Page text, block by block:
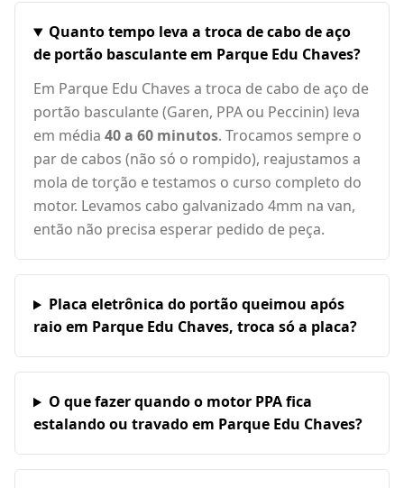
Quanto tempo leva a troca de cabo de aço
de portão basculante em Parque Edu Chaves?
Em Parque Edu Chaves a troca de cabo de aço de
portão basculante (Garen, PPA ou Peccinin) leva
em média 40 a 60 minutos. Trocamos sempre o
par de cabos (não só o rompido), reajustamos a
mola de torção e testamos o curso completo do
motor. Levamos cabo galvanizado 4mm na van,
então não precisa esperar pedido de peça.
Placa eletrônica do portão queimou após
raio em Parque Edu Chaves, troca só a placa?
O que fazer quando o motor PPA fica
estalando ou travado em Parque Edu Chaves?